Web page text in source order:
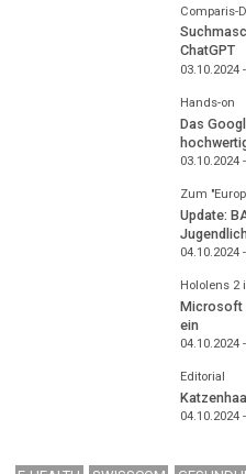
Comparis-
ChatGPT
03.10.2024
Hands-on
Das
03.10.2024
Zum
Update:
04.10.2024
Hololens 2
Microsoft
ein
04.10.2024
Editorial
04.10.2024